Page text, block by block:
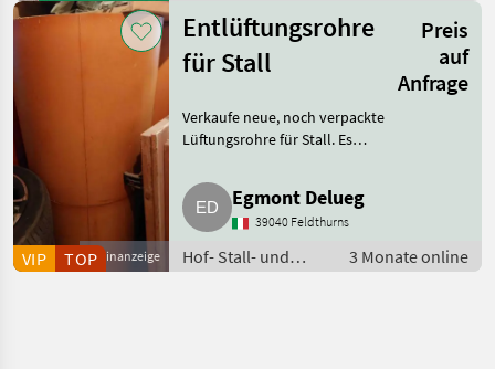
Weidetechnik
/ Patura
Kleinanzeige
VIP TOP
Entlüftungsrohre
für Stall
Preis
auf
Anfrage
Verkaufe neue, noch verpackte
Lüftungsrohre für Stall. Es
Rohre mit Schuber und Dach.
Hof- Stall- und Weidetechnik
Stalltechnik
Egmont Delueg
39040 Feldthurns
Hof- Stall- und
Weidetechnik /
3 Monate online